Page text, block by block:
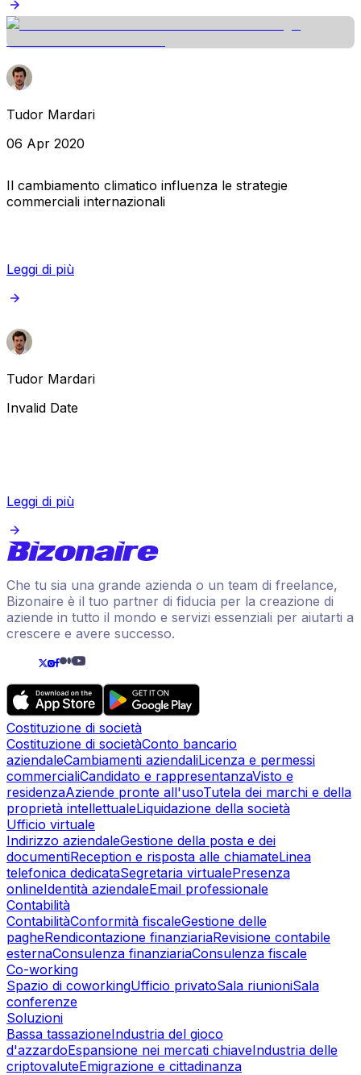
Tudor Mardari
06 Apr 2020
Il cambiamento climatico influenza le strategie
commerciali internazionali
Leggi di più
Tudor Mardari
Invalid Date
Leggi di più
Che tu sia una grande azienda o un team di freelance,
Bizonaire è il tuo partner di fiducia per la creazione di
aziende in tutto il mondo e servizi essenziali per aiutarti a
crescere e avere successo.
Costituzione di società
Costituzione di societàConto bancario
aziendaleCambiamenti aziendaliLicenza e permessi
commercialiCandidato e rappresentanzaVisto e
residenzaAziende pronte all'usoTutela dei marchi e della
proprietà intellettualeLiquidazione della società
Ufficio virtuale
Indirizzo aziendaleGestione della posta e dei
documentiReception e risposta alle chiamateLinea
telefonica dedicataSegretaria virtualePresenza
onlineIdentità aziendaleEmail professionale
Contabilità
ContabilitàConformità fiscaleGestione delle
pagheRendicontazione finanziariaRevisione contabile
esternaConsulenza finanziariaConsulenza fiscale
Co-working
Spazio di coworkingUfficio privatoSala riunioniSala
conferenze
Soluzioni
Bassa tassazioneIndustria del gioco
d'azzardoEspansione nei mercati chiaveIndustria delle
criptovaluteEmigrazione e cittadinanza